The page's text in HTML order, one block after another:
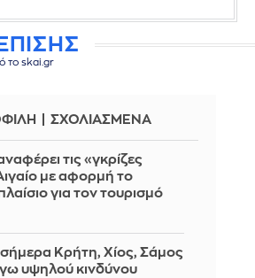
το skai.gr
ΣΧΟΛΙΑΣΜΕΝΑ
τις «γκρίζες
με αφορμή το
για τον τουρισμό
Κρήτη, Χίος, Σάμος
υψηλού κινδύνου